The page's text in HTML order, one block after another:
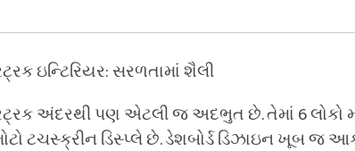
ઇન્ટિરિયર: સરળતામાં શૈલી
અંદરથી પણ એટલી જ અદભુત છે. તેમાં 6 લોકો
ટચસ્ક્રીન ડિસ્પ્લે છે. ડેશબોર્ડ ડિઝાઇન ખૂબ જ